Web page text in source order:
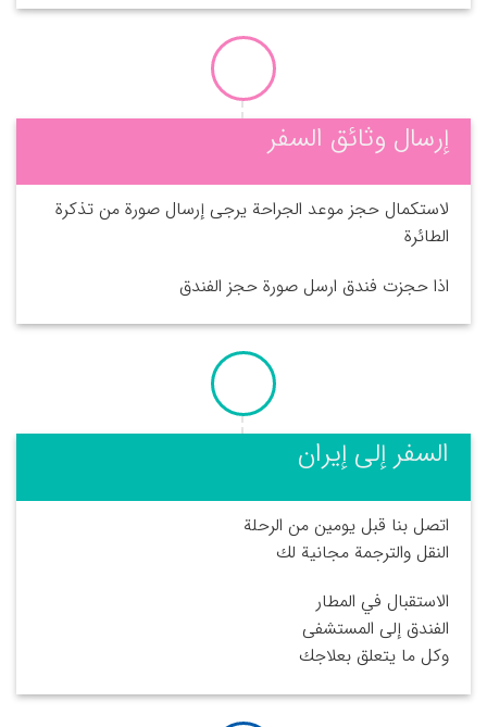
إرسال وثائق السفر
لاستكمال حجز موعد الجراحة يرجى إرسال صورة من تذكرة
الطائرة
اذا حجزت فندق ارسل صورة حجز الفندق
السفر إلى إيران
اتصل بنا قبل يومين من الرحلة
النقل والترجمة مجانية لك
الاستقبال في المطار
الفندق إلى المستشفى
وكل ما يتعلق بعلاجك